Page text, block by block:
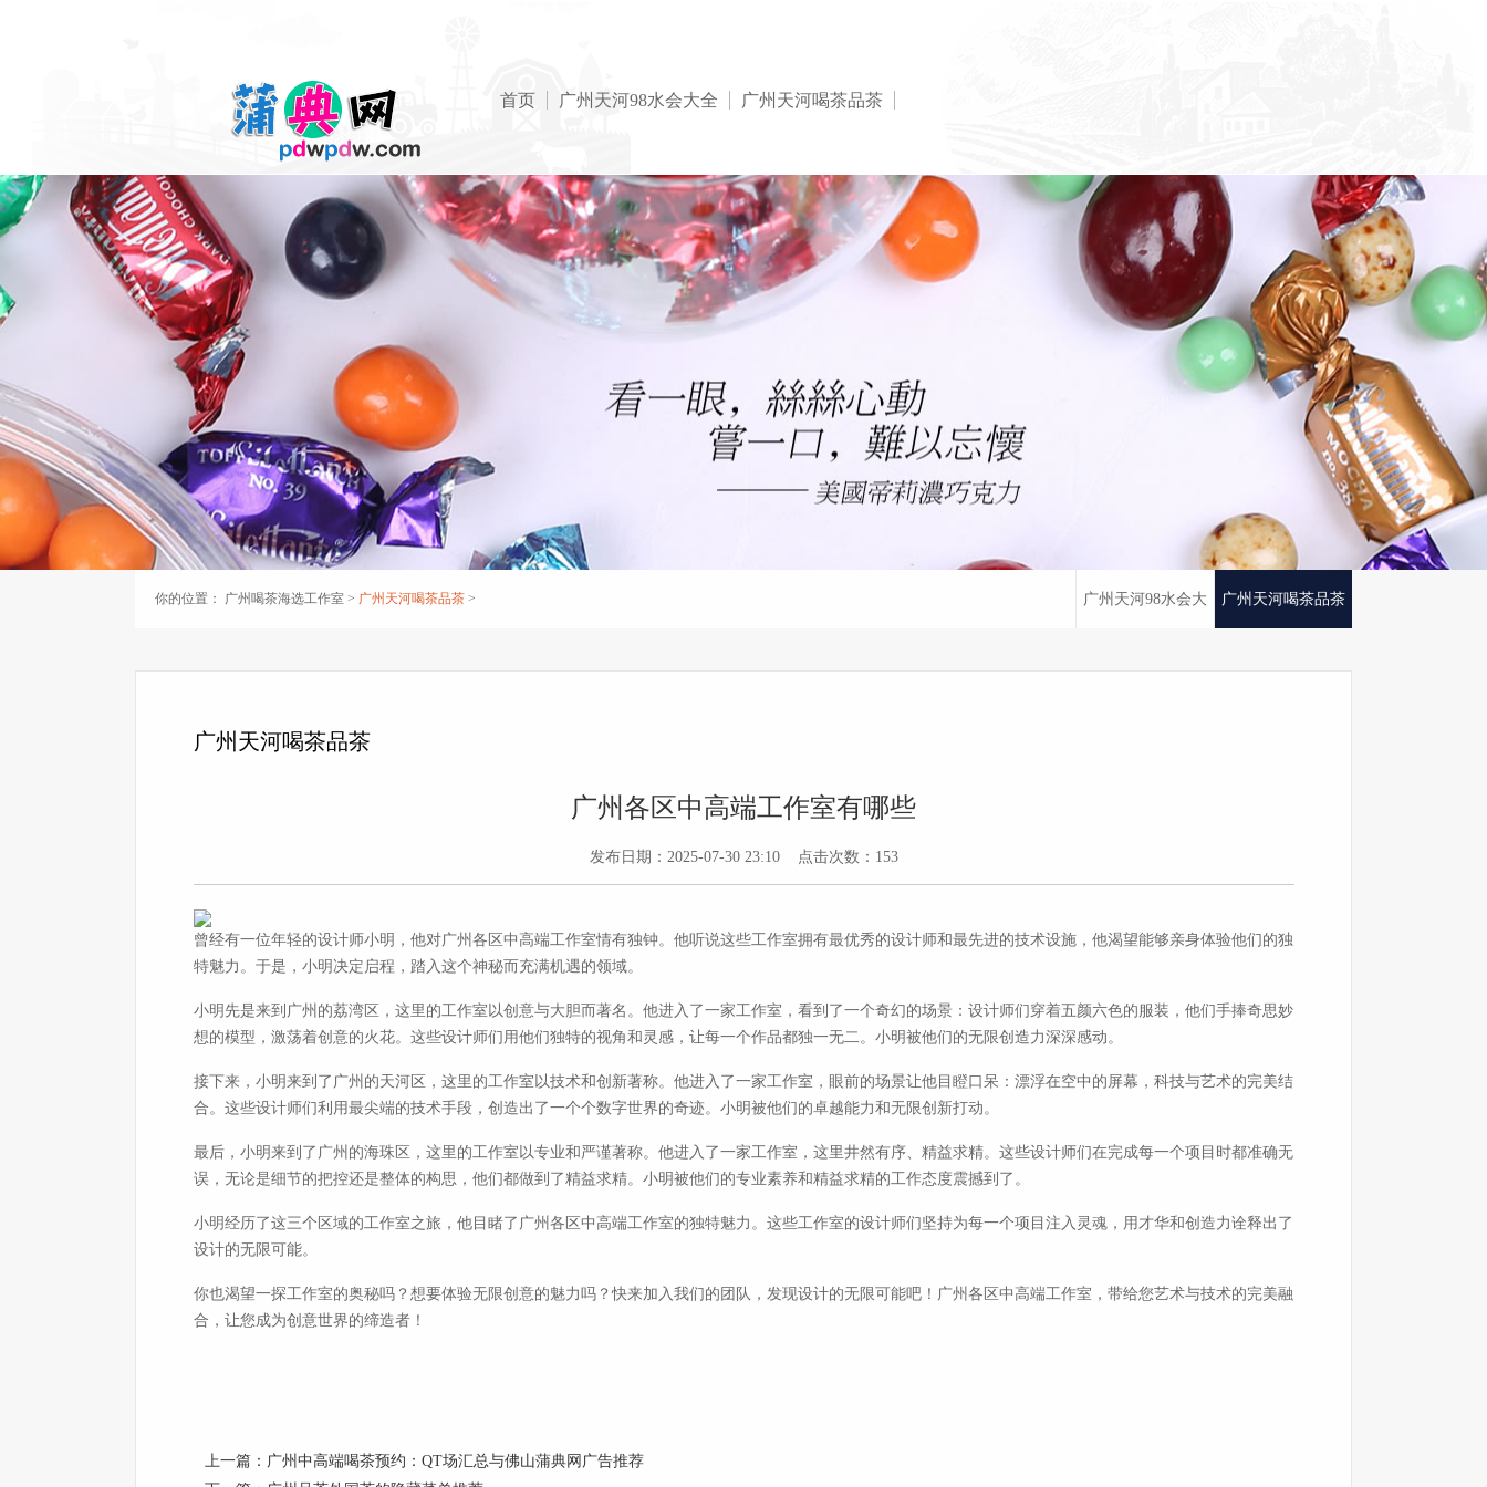
首页 广州天河98水会大全 广州天河喝茶品茶
你的位置： 广州喝茶海选工作室 > 广州天河喝茶品茶 > 广州天河98水会大 广州天河喝茶品茶
广州天河喝茶品茶
广州各区中高端工作室有哪些
发布日期：2025-07-30 23:10 点击次数：153
曾经有一位年轻的设计师小明，他对广州各区中高端工作室情有独钟。他听说这些工作室拥有最优秀的设计师和最先进的技术设施，他渴望能够亲身体验他们的独
特魅力。于是，小明决定启程，踏入这个神秘而充满机遇的领域。
小明先是来到广州的荔湾区，这里的工作室以创意与大胆而著名。他进入了一家工作室，看到了一个奇幻的场景：设计师们穿着五颜六色的服装，他们手捧奇思妙
想的模型，激荡着创意的火花。这些设计师们用他们独特的视角和灵感，让每一个作品都独一无二。小明被他们的无限创造力深深感动。
接下来，小明来到了广州的天河区，这里的工作室以技术和创新著称。他进入了一家工作室，眼前的场景让他目瞪口呆：漂浮在空中的屏幕，科技与艺术的完美结
合。这些设计师们利用最尖端的技术手段，创造出了一个个数字世界的奇迹。小明被他们的卓越能力和无限创新打动。
最后，小明来到了广州的海珠区，这里的工作室以专业和严谨著称。他进入了一家工作室，这里井然有序、精益求精。这些设计师们在完成每一个项目时都准确无
误，无论是细节的把控还是整体的构思，他们都做到了精益求精。小明被他们的专业素养和精益求精的工作态度震撼到了。
小明经历了这三个区域的工作室之旅，他目睹了广州各区中高端工作室的独特魅力。这些工作室的设计师们坚持为每一个项目注入灵魂，用才华和创造力诠释出了
设计的无限可能。
你也渴望一探工作室的奥秘吗？想要体验无限创意的魅力吗？快来加入我们的团队，发现设计的无限可能吧！广州各区中高端工作室，带给您艺术与技术的完美融
合，让您成为创意世界的缔造者！
上一篇： 广州中高端喝茶预约：QT场汇总与佛山蒲典网广告推荐